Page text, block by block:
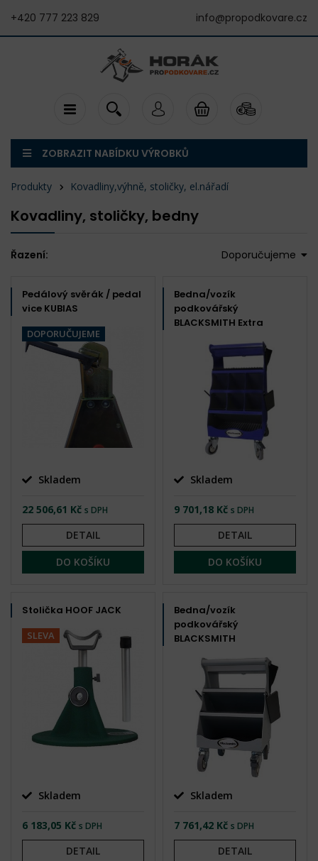
+420 777 223 829 info@propodkovare.cz
ZOBRAZIT NABÍDKU VÝROBKŮ
Produkty Kovadliny,výhně, stoličky, el.nářadí
Kovadliny, stoličky, bedny
Řazení: Doporučujeme
Pedálový svěrák / pedal
vice KUBIAS
DOPORUČUJEME
Skladem
22 506,61 Kč s DPH
DETAIL
DO KOŠÍKU
Bedna/vozík
podkovářský
BLACKSMITH Extra
Skladem
9 701,18 Kč s DPH
DETAIL
DO KOŠÍKU
Stolička HOOF JACK
SLEVA
Skladem
6 183,05 Kč s DPH
DETAIL
Bedna/vozík
podkovářský
BLACKSMITH
Skladem
7 761,42 Kč s DPH
DETAIL